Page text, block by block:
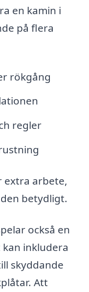
en kamin i
på flera
rökgång
regler
extra arbete,
betydligt.
också en
inkludera
skyddande
Att